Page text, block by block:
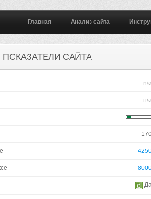
Главная Анализ сайта
САЙТА
n/a
n/a
170
4250
8000
Да